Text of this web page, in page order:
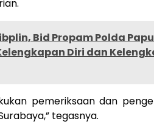
Bid Propam Polda
Diri dan
pemeriksaan dan
tegasnya.